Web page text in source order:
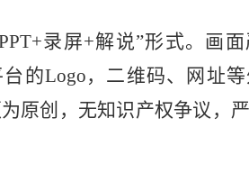
+录屏+解说”形式。画
的Logo，二维码、网 址
原创，无知识产权争议，严